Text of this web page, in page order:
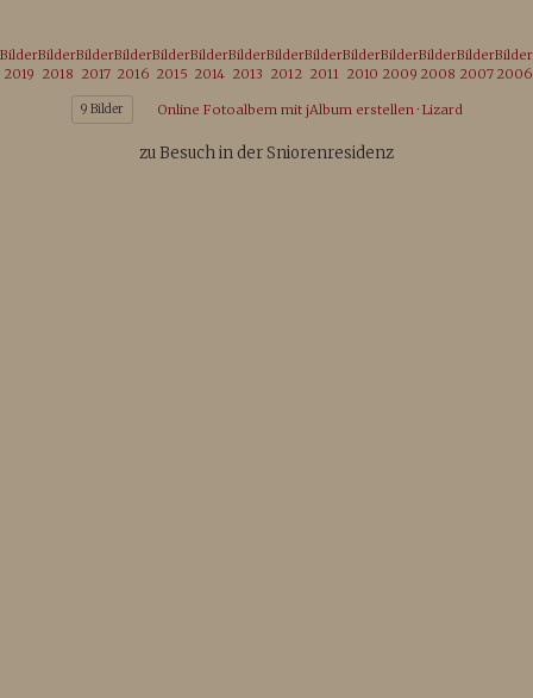
Bilder
2019
Bilder
2018
Bilder
2017
Bilder
2016
Bilder
2015
Bilder
2014
Bilder
2013
Bilder
2012
Bilder
2011
Bilder
2010
Bilder
2009
Bilder
2008
Bilder
2007
Bilder
2006
9 Bilder Online Fotoalbem mit jAlbum erstellen· Lizard
zu Besuch in der Sniorenresidenz